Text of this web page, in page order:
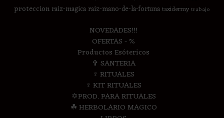
proteccion raiz-magica raiz-mano-de-la-fortunataxidermy trabajo
NOVEDADES!!!
OFERTAS - %
Productos Esótericos
✞ SANTERIA
♆ RITUALES
♆ KIT RITUALES
✡PROD. PARA RITUALES
☘ HERBOLARIO MAGICO